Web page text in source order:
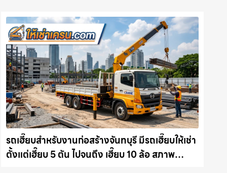
รถเฮี๊ยบสำหรับงานก่อสร้างจันทบุรี มีรถเฮี๊ยบให้เช่า
ตั้งแต่เฮี๊ยบ 5 ตัน ไปจนถึง เฮี๊ยบ 10 ล้อ สภาพ